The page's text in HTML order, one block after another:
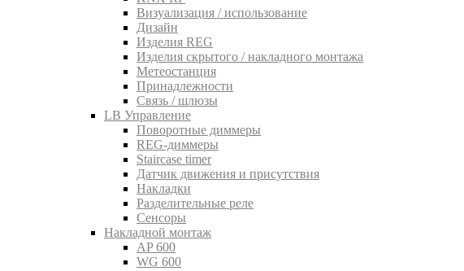
Визуализация / использование
Дизайн
Изделия REG
Изделия скрытого / накладного монтажа
Метеостанция
Принадлежности
Связь / шлюзы
LB Управление
Поворотные диммеры
REG-диммеры
Staircase timer
Датчик движения и присутствия
Накладки
Разделительные реле
Сенсоры
Накладной монтаж
AP 600
WG 600